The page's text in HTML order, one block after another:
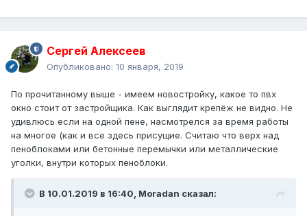
Сергей Алексеев
Опубликовано: 10 января, 2019
По прочитанному выше - имеем новостройку, какое то пвх
окно стоит от застройщика. Как выглядит крепёж не видно. Не
удивлюсь если на одной пене, насмотрелся за время работы
на многое (как и все здесь присущие. Считаю что верх над
пеноблоками или бетонные перемычки или металлические
уголки, внутри которых пеноблоки.
В 10.01.2019 в 16:40, Moradan сказал: